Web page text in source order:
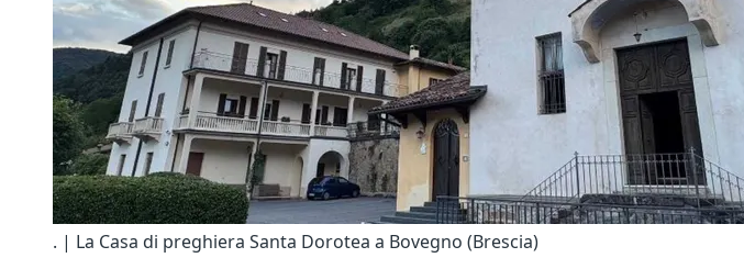
. | La Casa di preghiera Santa Dorotea a Bovegno (Brescia)